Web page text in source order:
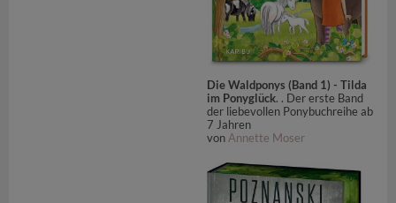
Die Waldponys (Band 1) - Tilda
im Ponyglück. . Der erste Band
der liebevollen Ponybuchreihe ab
7 Jahren
vonAnnette Moser